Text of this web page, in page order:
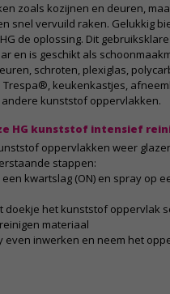
zoals kozijnen en deuren,
snel vervuild raken. Gelukkig
de oplossing. Dit
en is geschikt als
schroten, plexiglas,
Trespa®, keukenkastjes,
kunststof oppervlakken.
HG kunststof intensief
oppervlakken weer
stappen:
kwartslag (ON) en spray op
doekje het kunststof oppervlak
materiaal
even inwerken en neem het